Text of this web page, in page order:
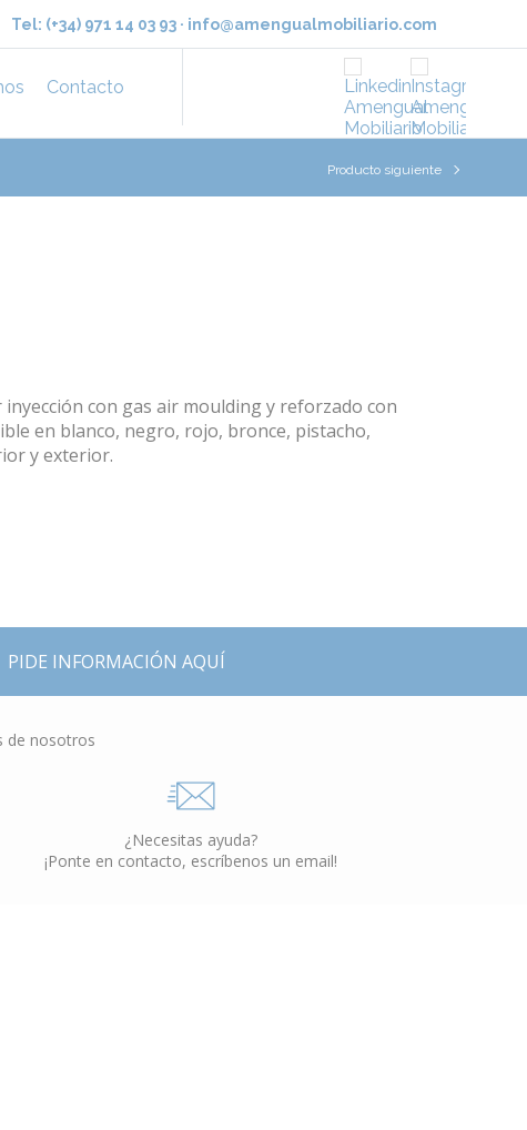
Tel: (+34) 971 14 03 93 · info@amengualmobiliario.com
Contacto
Producto siguiente
con gas air moulding y reforzado con
en blanco, negro, rojo, bronce, pistacho,
y exterior.
PIDE INFORMACIÓN AQUÍ
de nosotros
¿Necesitas ayuda?
¡Ponte en contacto, escríbenos un email!